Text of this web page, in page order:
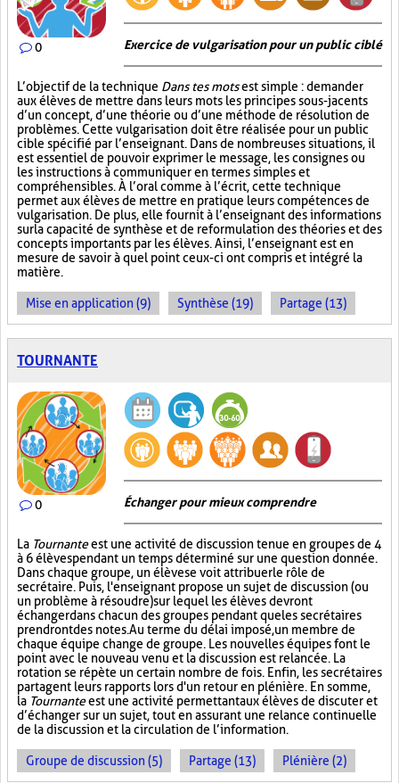
0 Exercice de vulgarisation pour un public ciblé
L’objectif de la technique Dans tes motsest simple : demander
aux élèves de mettre dans leurs mots les principes sous-jacents
d’un concept, d’une théorie ou d’une méthode de résolution de
problèmes. Cette vulgarisation doit être réalisée pour un public
cible spécifié par l’enseignant. Dans de nombreuses situations, il
est essentiel de pouvoir exprimer le message, les consignes ou
les instructions à communiquer en termes simples et
compréhensibles. À l’oral comme à l’écrit, cette technique
permet aux élèves de mettre en pratique leurs compétences de
vulgarisation. De plus, elle fournit à l’enseignant des informations
sur la capacité de synthèse et de reformulation des théories et des
concepts importants par les élèves. Ainsi, l’enseignant est en
mesure de savoir à quel point ceux-ci ont compris et intégré la
matière.
Mise en application (9) Synthèse (19) Partage (13)
TOURNANTE
0 Échanger pour mieux comprendre
La Tournanteest une activité de discussion tenue en groupes de 4
à 6 élèves pendant un temps déterminé sur une question donnée.
Dans chaque groupe, un élève se voit attribuer le rôle de
secrétaire. Puis, l'enseignant propose un sujet de discussion (ou
un problème à résoudre) sur lequel les élèves devront
échanger dans chacun des groupes pendant que les secrétaires
prendront des notes. Au terme du délai imposé, un membre de
chaque équipe change de groupe. Les nouvelles équipes font le
point avec le nouveau venu et la discussion est relancée. La
rotation se répète un certain nombre de fois. Enfin, les secrétaires
partagent leurs rapports lors d'un retour en plénière. En somme,
la Tournanteest une activité permettant aux élèves de discuter et
d’échanger sur un sujet, tout en assurant une relance continuelle
de la discussion et la circulation de l’information.
Groupe de discussion (5) Partage (13) Plénière (2)